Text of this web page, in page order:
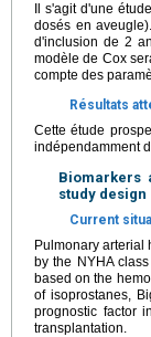
Il s'agit d'une
dosés en
d'inclusion de 2
modèle de Cox
compte des
Résultats
Cette étude
indépendamment
Biomarkers
study design
Current
Pulmonary arterial
by the NYHA
based on the
of isoprostanes,
prognostic factor
transplantation.